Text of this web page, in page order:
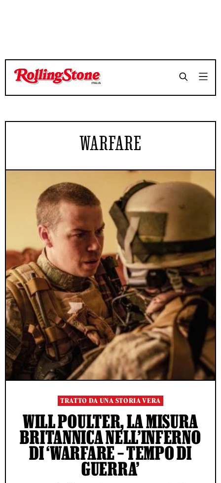
WARFARE
TRATTO DA UNA STORIA VERA
WILL POULTER, LA MISURA
BRITANNICA NELL’INFERNO
DI ‘WARFARE – TEMPO DI
GUERRA’